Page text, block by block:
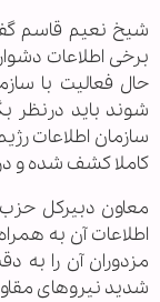
شیخ نعیم قاسم
برخی اطلاعات
حال فعالیت با
شوند باید درنظر
سازمان اطلاعات
کاملا کشف شده و در
معاون دبیرکل حزب
اطلاعات آن به
مزدوران آن را به
شدید نیروهای